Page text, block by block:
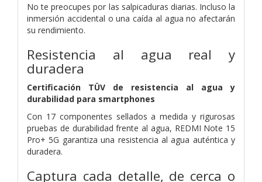
No te preocupes por las salpicaduras diarias. Incluso la
inmersión accidental o una caída al agua no afectarán
su rendimiento.
Resistencia al agua real y
duradera
Certificación TÜV de resistencia al agua y
durabilidad para smartphones
Con 17 componentes sellados a medida y rigurosas
pruebas de durabilidad frente al agua, REDMI Note 15
Pro+ 5G garantiza una resistencia al agua auténtica y
duradera.
Captura cada detalle, de cerca o